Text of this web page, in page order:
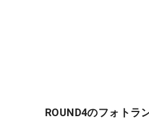
ROUND4のフォトラ